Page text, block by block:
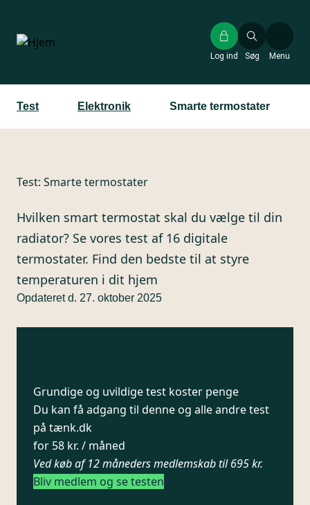
hovedindhold
Søg
Log ind Menu
Test Elektronik Smarte termostater
Test: Smarte termostater
Hvilken smart termostat skal du vælge til din
radiator? Se vores test af 16 digitale
termostater. Find den bedste til at styre
temperaturen i dit hjem
Opdateret d. 27. oktober 2025
Grundige og uvildige test koster penge
Du kan få adgang til denne og alle andre test
på tænk.dk
for 58 kr. / måned
Ved køb af 12 måneders medlemskab til 695 kr.
Bliv medlem og se testen